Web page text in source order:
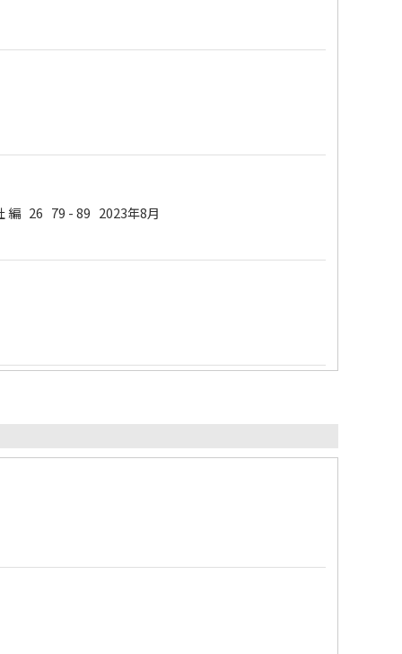
編 26 79 - 89 2023年8月